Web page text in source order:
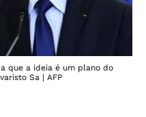
que a ideia é um plano do
Sa | AFP